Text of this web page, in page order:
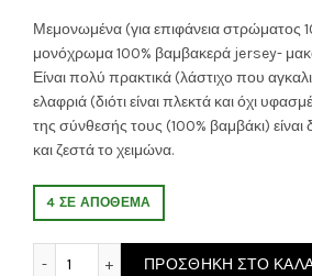
price
was:
22.00€.
τιμή
είναι:
Μεμονωμένα (για επιφάνεια
μονόχρωμα 100% βαμβακερά jersey-
Είναι πολύ πρακτικά (λάστιχο που
ελαφριά (διότι είναι πλεκτά και όχι
της σύνθεσής τους (100% βαμβάκι) είναι
και ζεστά το χειμώνα.
4 ΣΕ ΑΠΌΘΕΜΑ
ΠΡΟΣΘΉΚΗ ΣΤΟ